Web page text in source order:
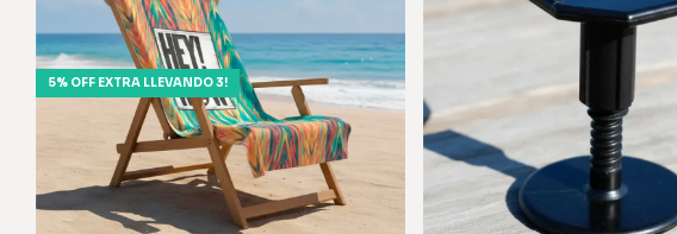
5% OFF EXTRA LLEVANDO 3!